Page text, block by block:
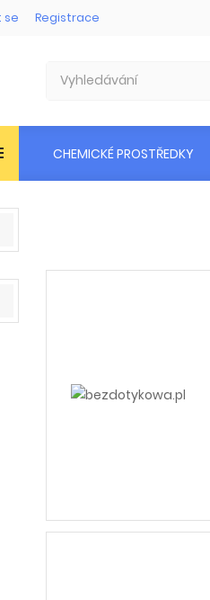
se Registrace
CHEMICKÉ PROSTŘEDKY